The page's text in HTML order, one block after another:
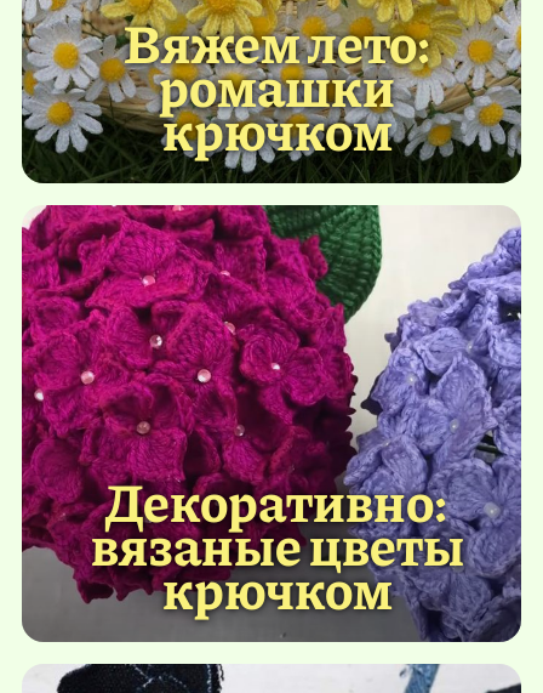
Вяжем лето:
ромашки
крючком
Декоративно:
вязаные цветы
крючком